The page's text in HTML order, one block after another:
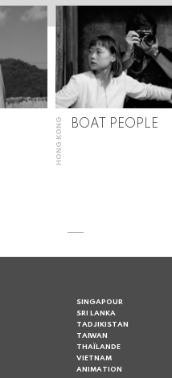
HONG KONG BOAT PEOPLE
SINGAPOUR
SRI LANKA
TADJIKISTAN
TAIWAN
THAÏLANDE
VIETNAM
ANIMATION